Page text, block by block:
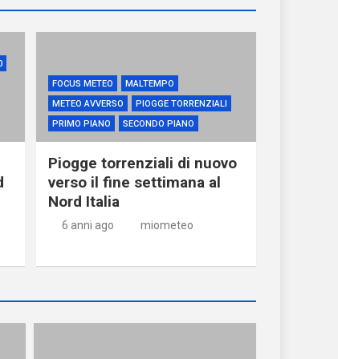
FOCUS METEO
MALTEMPO
METEO AVVERSO
PIOGGE TORRENZIALI
PRIMO PIANO
SECONDO PIANO
Piogge torrenziali di nuovo
verso il fine settimana al
Nord Italia
6 anni ago miometeo